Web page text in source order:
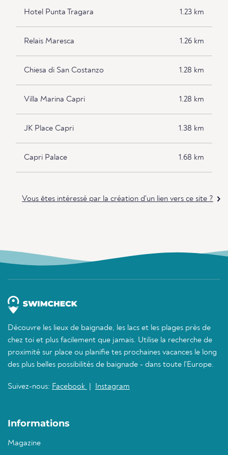
Hotel Punta Tragara 1.23 km
Relais Maresca 1.26 km
Chiesa di San Costanzo 1.28 km
Villa Marina Capri 1.28 km
JK Place Capri 1.38 km
Capri Palace 1.68 km
Vous êtes intéressé par la création d'un lien vers ce site ?
Découvre les lieux de baignade, les lacs et les plages près de
chez toi et plus facilement que jamais. Utilise la recherche de
proximité sur place ou planifie tes prochaines vacances le long
des plus belles possibilités de baignade - dans toute l'Europe.
Suivez-nous: Facebook Instagram
Informations
Magazine